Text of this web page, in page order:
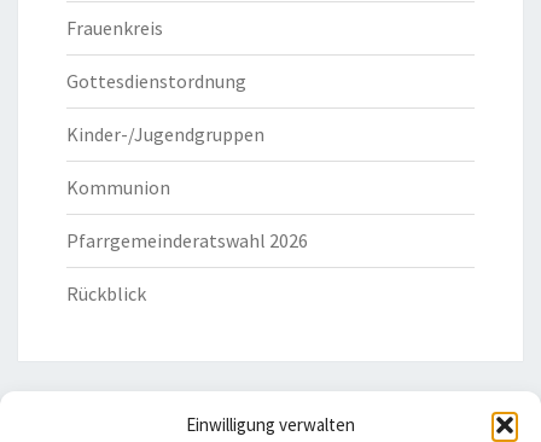
Einwilligung verwalten
Frauenkreis
Gottesdienstordnung
Kinder-/Jugendgruppen
Kommunion
Pfarrgemeinderatswahl 2026
Rückblick